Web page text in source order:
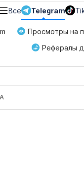
Все Telegram
Просмотры на
Рефералы